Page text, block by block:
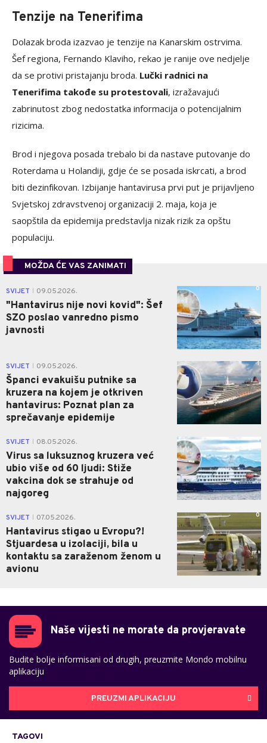
Tenzije na Tenerifima
Dolazak broda izazvao je tenzije na Kanarskim ostrvima.
Šef regiona, Fernando Klaviho, rekao je ranije ove nedjelje
da se protivi pristajanju broda. Lučki radnici na
Tenerifima takođe su protestovali, izražavajući
zabrinutost zbog nedostatka informacija o potencijalnim
rizicima.
Brod i njegova posada trebalo bi da nastave putovanje do
Roterdama u Holandiji, gdje će se posada iskrcati, a brod
biti dezinfikovan. Izbijanje hantavirusa prvi put je prijavljeno
Svjetskoj zdravstvenoj organizaciji 2. maja, koja je
saopštila da epidemija predstavlja nizak rizik za opštu
populaciju.
MOŽDA ĆE VAS ZANIMATI
SVIJET 09.05.2026.
"Hantavirus nije novi kovid": Šef
SZO poslao vanredno pismo
javnosti
0
SVIJET 09.05.2026.
Španci evakuišu putnike sa
kruzera na kojem je otkriven
hantavirus: Poznat plan za
sprečavanje epidemije
1
SVIJET 08.05.2026.
Virus sa luksuznog kruzera već
ubio više od 60 ljudi: Stiže
vakcina dok se strahuje od
najgoreg
1
SVIJET 07.05.2026.
Hantavirus stigao u Evropu?!
Stjuardesa u izolaciji, bila u
kontaktu sa zaraženom ženom u
avionu
0
Naše vijesti ne morate da provjeravate
Budite bolje informisani od drugih, preuzmite Mondo mobilnu
aplikaciju
PREUZMI APLIKACIJU
TAGOVI